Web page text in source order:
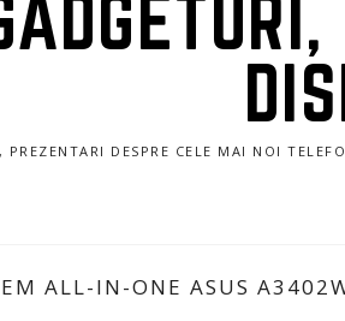
DESPRE CELE MAI NOI
ALL-IN-ONE ASUS